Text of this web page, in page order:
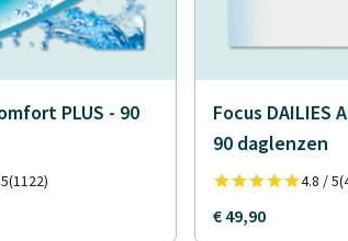
PLUS - 90
(1122)
Focus DAILIES
90 daglenzen
4.8 / 5
€ 49,90